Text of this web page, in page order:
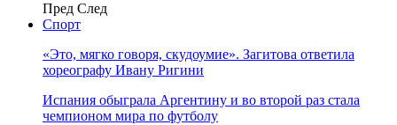
Пред След
Спорт
«Это, мягко говоря, скудоумие». Загитова ответила
хореографу Ивану Ригини
Испания обыграла Аргентину и во второй раз стала
чемпионом мира по футболу